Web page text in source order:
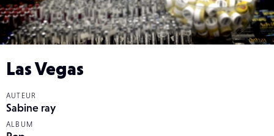
Las Vegas
AUTEUR
Sabine ray
ALBUM